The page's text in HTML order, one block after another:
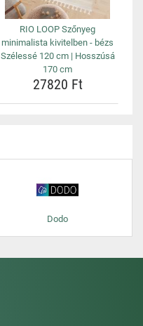
RIO LOOP Szőnyeg
minimalista kivitelben - bézs
Szélessé 120 cm | Hosszúsá
170 cm
27820 Ft
Dodo